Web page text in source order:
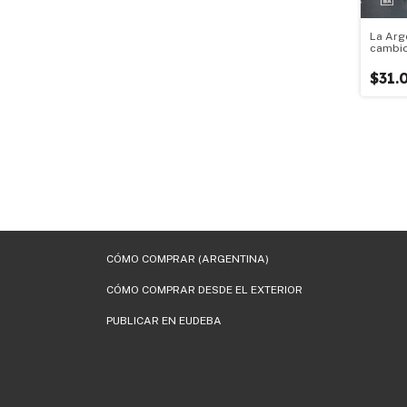
La
CÓMO COMPRAR (ARGENTINA)
CÓMO COMPRAR DESDE EL EXTERIOR
PUBLICAR EN EUDEBA